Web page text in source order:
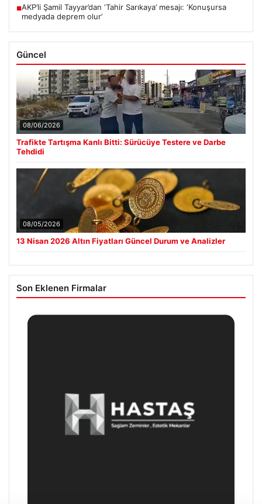
■AKP’li Şamil Tayyar’dan ‘Tahir Sarıkaya’ mesajı: ‘Konuşursa
medyada deprem olur’
Güncel
08/06/2026
Trafikte Tartışma Kanlı Bitti: Sürücüye Testere ve Darbe
Tehdidi
08/05/2026
13 Nisan 2026 Altın Fiyatları Güncel Durum ve Analizler
Son Eklenen Firmalar